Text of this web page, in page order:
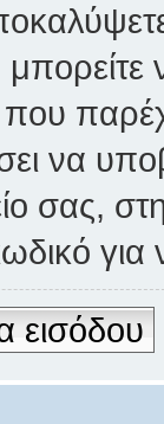
που
να
σας,
εισόδου